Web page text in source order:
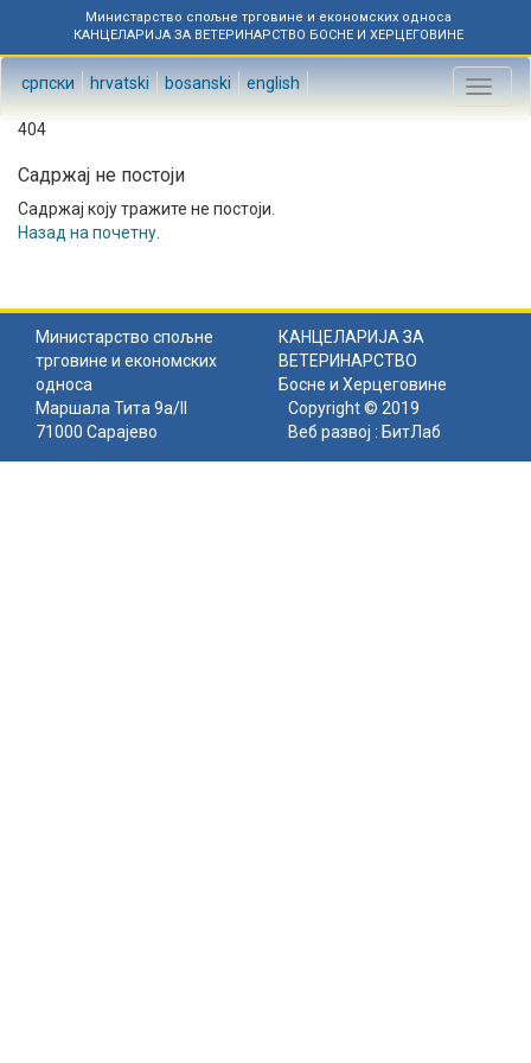
Министарство спољне трговине и економских односа
КАНЦЕЛАРИЈА ЗА ВЕТЕРИНАРСТВО БОСНЕ И ХЕРЦЕГОВИНЕ
српски hrvatski bosanski english
Toggle
404
Садржај не постоји
Садржај коју тражите не постоји.
Назад на почетну
Министарство спољне
трговине и економских
односа
КАНЦЕЛАРИЈА ЗА
ВЕТЕРИНАРСТВО
Босне и Херцеговине
Маршала Тита 9а/II
71000 Сарајево
Copyright © 2019
Веб развој : БитЛаб